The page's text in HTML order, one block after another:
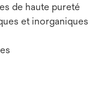
de haute pureté
et inorganiques